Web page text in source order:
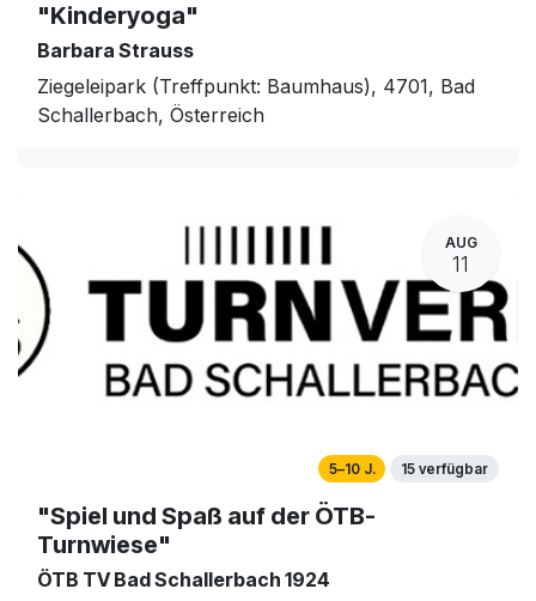
"Kinderyoga"
Barbara Strauss
Ziegeleipark (Treffpunkt: Baumhaus), 4701, Bad
Schallerbach, Österreich
AUG
11
5–10 J. 15 verfügbar
"Spiel und Spaß auf der ÖTB-
Turnwiese"
ÖTB TV Bad Schallerbach 1924